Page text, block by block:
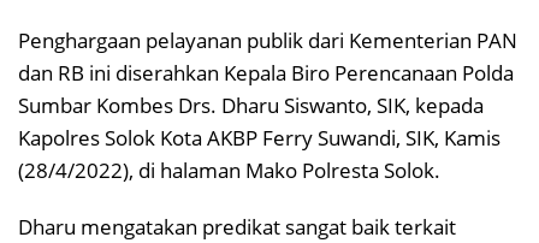
Penghargaan pelayanan publik dari Kementerian PAN
dan RB ini diserahkan Kepala Biro Perencanaan Polda
Sumbar Kombes Drs. Dharu Siswanto, SIK, kepada
Kapolres Solok Kota AKBP Ferry Suwandi, SIK, Kamis
(28/4/2022), di halaman Mako Polresta Solok.
Dharu mengatakan predikat sangat baik terkait